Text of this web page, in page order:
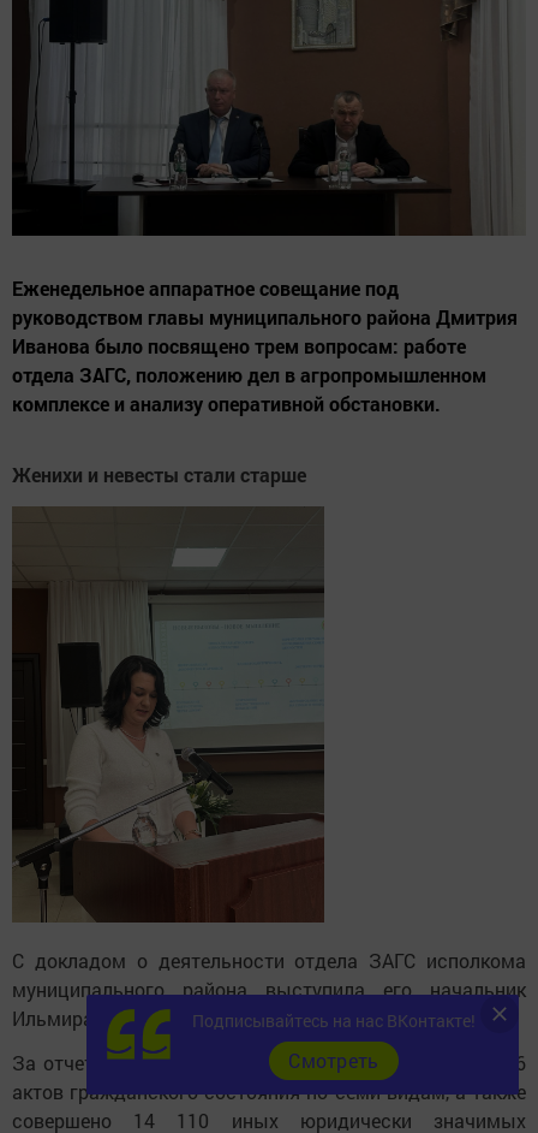
Еженедельное аппаратное совещание под
руководством главы муниципального района Дмитрия
Иванова было посвящено трем вопросам: работе
отдела ЗАГС, положению дел в агропромышленном
комплексе и анализу оперативной обстановки.
Женихи и невесты стали старше
С докладом о деятельности отдела ЗАГС исполкома
муниципального района выступила его начальник
Ильмира Ярмушева.
За отчетный 2025 год отделом зарегистрировано 2086
актов гражданского состояния по семи видам, а также
совершено 14 110 иных юридически значимых
Подписывайтесь на нас ВКонтакте!
Cмотреть